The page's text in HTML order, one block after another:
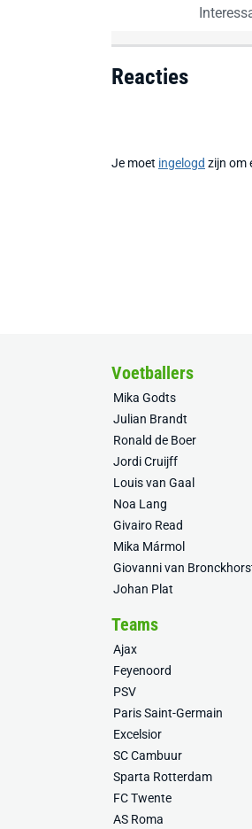
Reacties
Je moet ingelogd zijn om
Voetballers
Mika Godts
Julian Brandt
Ronald de Boer
Jordi Cruijff
Louis van Gaal
Noa Lang
Givairo Read
Mika Mármol
Giovanni van
Johan Plat
Teams
Ajax
Feyenoord
PSV
Paris Saint-Germain
Excelsior
SC Cambuur
Sparta Rotterdam
FC Twente
AS Roma